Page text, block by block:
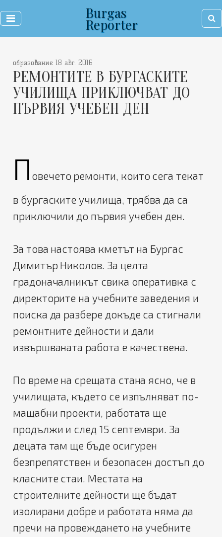
Burgas
Reporter
образование 18 авг. 2016
РЕМОНТИТЕ В БУРГАСКИТЕ
УЧИЛИЩА ПРИКЛЮЧВАТ ДО
ПЪРВИЯ УЧЕБЕН ДЕН
П овечето ремонти, които сега текат
в бургаските училища, трябва да са
приключили до първия учебен ден.
За това настоява кметът на Бургас
Димитър Николов. За целта
градоначалникът свика оперативка с
директорите на учебните заведения и
поиска да разбере докъде са стигнали
ремонтните дейности и дали
извършваната работа е качествена.
По време на срещата стана ясно, че в
училищата, където се изпълняват по-
мащабни проекти, работата ще
продължи и след 15 септември. За
децата там ще бъде осигурен
безпрепятствен и безопасен достъп до
класните стаи. Местата на
строителните дейности ще бъдат
изолирани добре и работата няма да
пречи на провеждането на учебните